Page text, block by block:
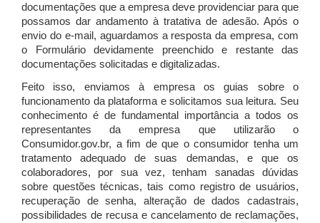
documentações que a empresa deve providenciar para que
possamos dar andamento à tratativa de adesão. Após o
envio do e-mail, aguardamos a resposta da empresa, com
o Formulário devidamente preenchido e restante das
documentações solicitadas e digitalizadas.
Feito isso, enviamos à empresa os guias sobre o
funcionamento da plataforma e solicitamos sua leitura. Seu
conhecimento é de fundamental importância a todos os
representantes da empresa que utilizarão o
Consumidor.gov.br, a fim de que o consumidor tenha um
tratamento adequado de suas demandas, e que os
colaboradores, por sua vez, tenham sanadas dúvidas
sobre questões técnicas, tais como registro de usuários,
recuperação de senha, alteração de dados cadastrais,
possibilidades de recusa e cancelamento de reclamações,